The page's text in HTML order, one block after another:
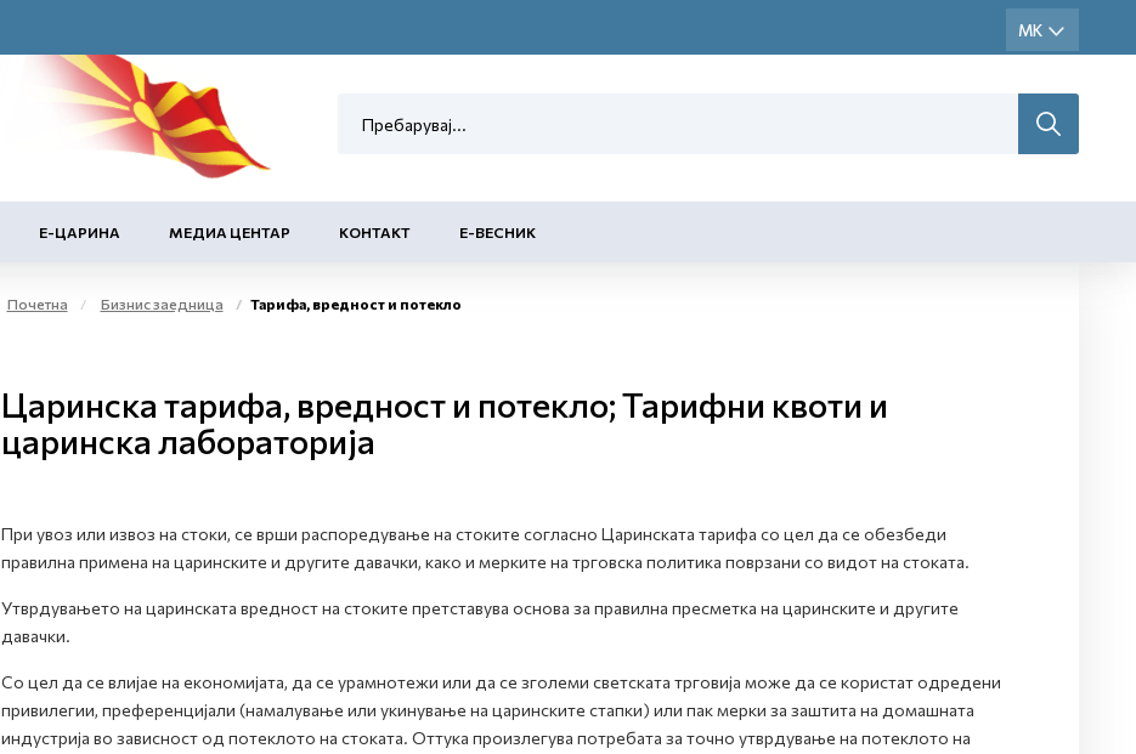
Е-ЦАРИНА МЕДИА ЦЕНТАР КОНТАКТ Е-ВЕСНИК
Почетна Бизнис заедница Тарифа, вредност и потекло
Царинска тарифа, вредност и потекло; Тарифни квоти и
царинска лабораторија
При увоз или извоз на стоки, се врши распоредување на стоките согласно Царинската тарифа со цел да се обезбеди
правилна примена на царинските и другите давачки, како и мерките на трговска политика поврзани со видот на стоката.
Утврдувањето на царинската вредност на стоките претставува основа за правилна пресметка на царинските и другите
давачки.
Со цел да се влијае на економијата, да се урамнотежи или да се зголеми светската трговија може да се користат одредени
привилегии, преференцијали (намалување или укинување на царинските стапки) или пак мерки за заштита на домашната
индустрија во зависност од потеклото на стоката. Оттука произлегува потребата за точно утврдување на потеклото на